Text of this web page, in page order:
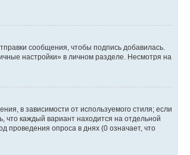
сообщения, чтобы подпись добавилась.
настройки» в личном разделе. Несмотря на
в зависимости от используемого стиля; если
что каждый вариант находится на отдельной
проведения опроса в днях (0 означает, что